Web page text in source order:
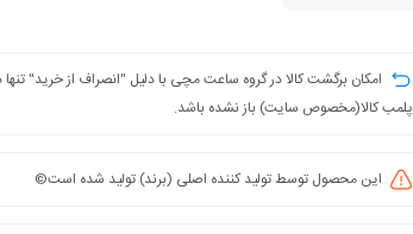
امکان برگشت کالا در گروه ساعت مچی با دلیل "انصراف از خرید"
پلمب کالا(مخصوص سایت) باز نشده باشد.
این محصول توسط تولید کننده اصلی (برند) تولید شده است©️